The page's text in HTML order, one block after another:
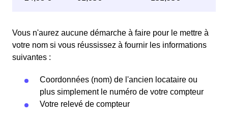
Vous n'aurez aucune démarche à faire pour le mettre à
votre nom si vous réussissez à fournir les informations
suivantes :
Coordonnées (nom) de l'ancien locataire ou
plus simplement le numéro de votre compteur
Votre relevé de compteur